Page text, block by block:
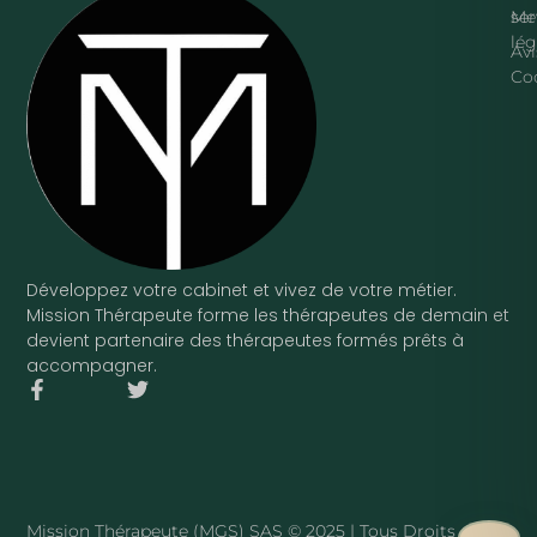
Développez votre cabinet et vivez de votre métier.
Mission Thérapeute forme les thérapeutes de demain et
devient partenaire des thérapeutes formés prêts à
accompagner.
F
T
Mission Thérapeute (MGS) SAS © 2025 | Tous Droits